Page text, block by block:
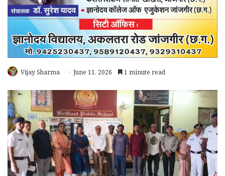
Vijay Sharma June 11, 2026 1 minute read